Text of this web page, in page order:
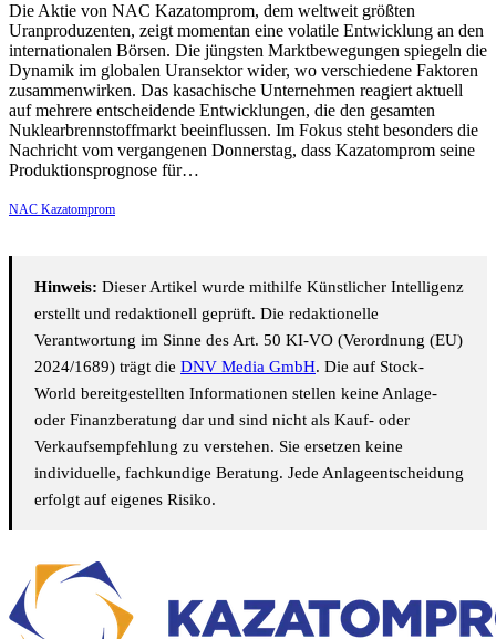
Die Aktie von NAC Kazatomprom, dem weltweit größten
Uranproduzenten, zeigt momentan eine volatile Entwicklung an den
internationalen Börsen. Die jüngsten Marktbewegungen spiegeln die
Dynamik im globalen Uransektor wider, wo verschiedene Faktoren
zusammenwirken. Das kasachische Unternehmen reagiert aktuell
auf mehrere entscheidende Entwicklungen, die den gesamten
Nuklearbrennstoffmarkt beeinflussen. Im Fokus steht besonders die
Nachricht vom vergangenen Donnerstag, dass Kazatomprom seine
Produktionsprognose für…
NAC Kazatomprom
Hinweis: Dieser Artikel wurde mithilfe Künstlicher Intelligenz
erstellt und redaktionell geprüft. Die redaktionelle
Verantwortung im Sinne des Art. 50 KI-VO (Verordnung (EU)
2024/1689) trägt die DNV Media GmbH. Die auf Stock-
World bereitgestellten Informationen stellen keine Anlage-
oder Finanzberatung dar und sind nicht als Kauf- oder
Verkaufsempfehlung zu verstehen. Sie ersetzen keine
individuelle, fachkundige Beratung. Jede Anlageentscheidung
erfolgt auf eigenes Risiko.